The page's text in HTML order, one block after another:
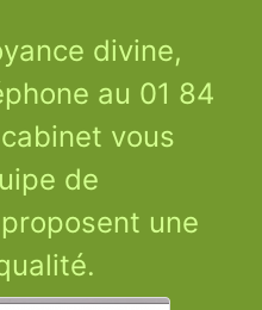
divine,
au 01 84
vous
de
une